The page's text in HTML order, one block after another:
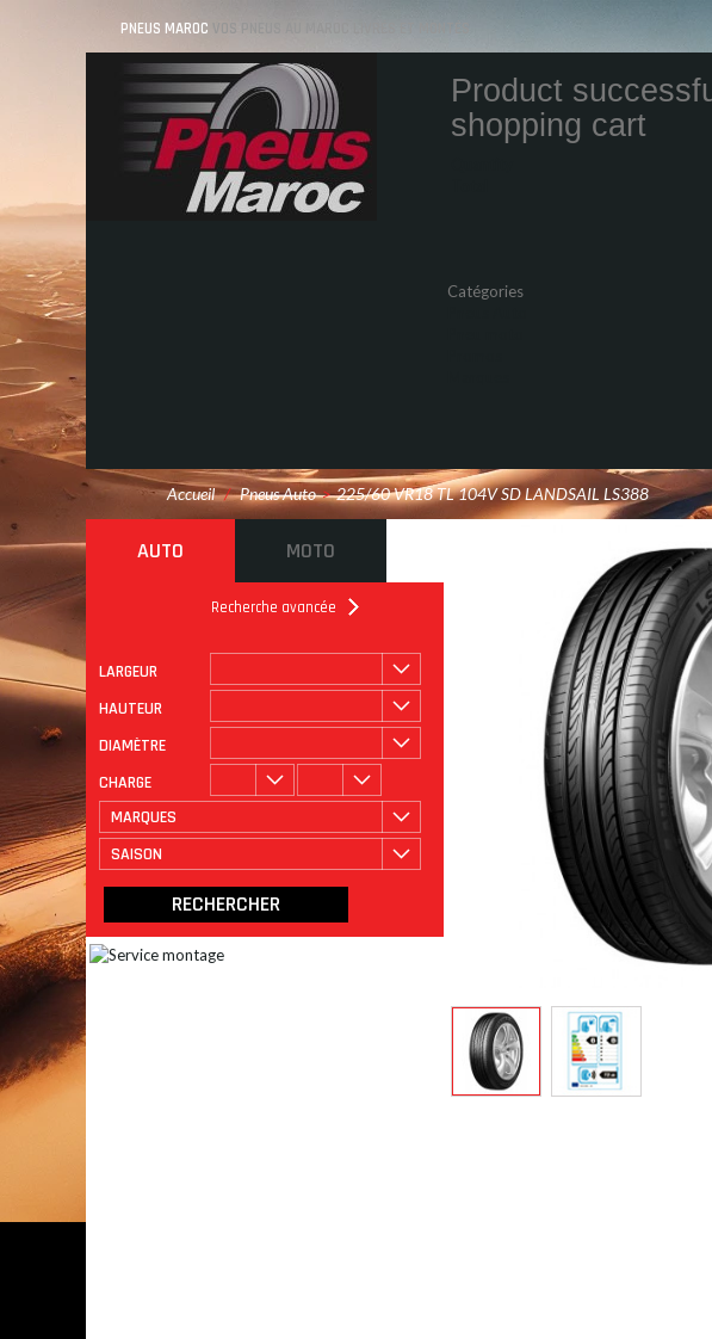
PNEUS MAROC VOS PNEUS AU MAROC LIVRÉS ET MONTÉS
Product
shopping cart
Catégories
Accueil / Pneus Auto > 225/60 VR18 TL 104V SD LANDSAIL LS388
AUTO MOTO
Recherche avancée
LARGEUR
HAUTEUR
DIAMÈTRE
CHARGE
MARQUES
SAISON
ROULAGE À PLAT